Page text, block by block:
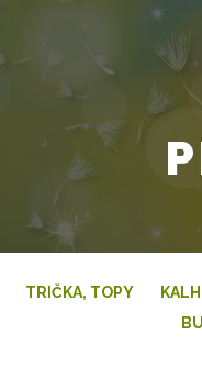
TRIČKA, TOPY